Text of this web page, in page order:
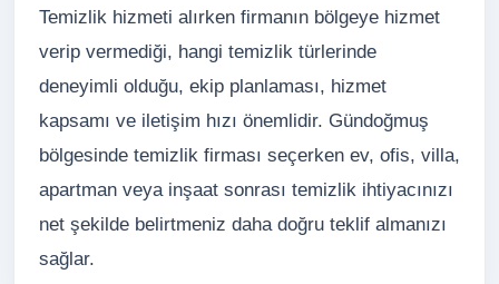
Temizlik hizmeti alırken firmanın bölgeye hizmet
verip vermediği, hangi temizlik türlerinde
deneyimli olduğu, ekip planlaması, hizmet
kapsamı ve iletişim hızı önemlidir. Gündoğmuş
bölgesinde temizlik firması seçerken ev, ofis, villa,
apartman veya inşaat sonrası temizlik ihtiyacınızı
net şekilde belirtmeniz daha doğru teklif almanızı
sağlar.